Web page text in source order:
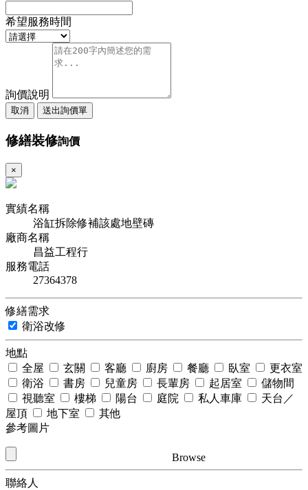
希望服務時間
詢價說明
取消 送出詢價單
修繕裝修詢價
×
實績名稱
浴缸拆除修補該處地壁磚
廠商名稱
昌益工程行
服務電話
27364378
修繕需求
衛浴改修
地點
全屋
玄關 客廳 廚房 餐廳 臥室
更衣室
衛浴
書房 兒童房 長輩房 起居室
儲物間
視聽室
樓梯 陽台 庭院 私人車庫
天台／
屋頂
地下室
其他
參考圖片
Browse
聯絡人